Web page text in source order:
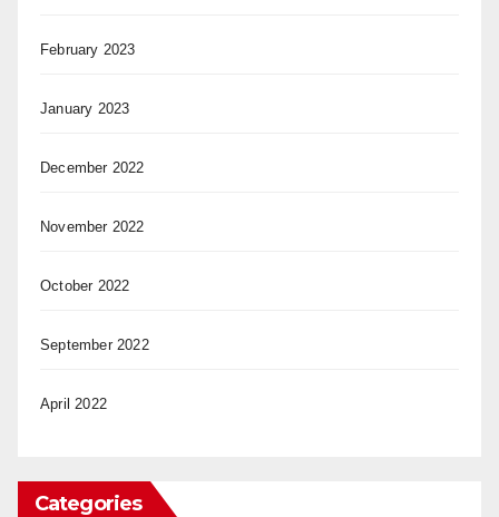
February 2023
January 2023
December 2022
November 2022
October 2022
September 2022
April 2022
Categories